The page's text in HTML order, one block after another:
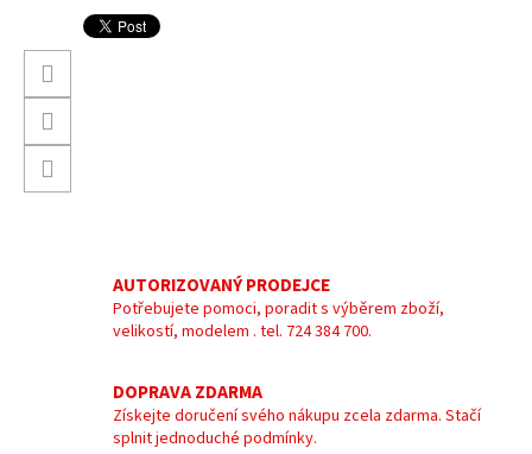
AUTORIZOVANÝ PRODEJCE
Potřebujete pomoci, poradit s výběrem zboží,
velikostí, modelem . tel. 724 384 700.
DOPRAVA ZDARMA
Získejte doručení svého nákupu zcela zdarma. Stačí
splnit jednoduché podmínky.